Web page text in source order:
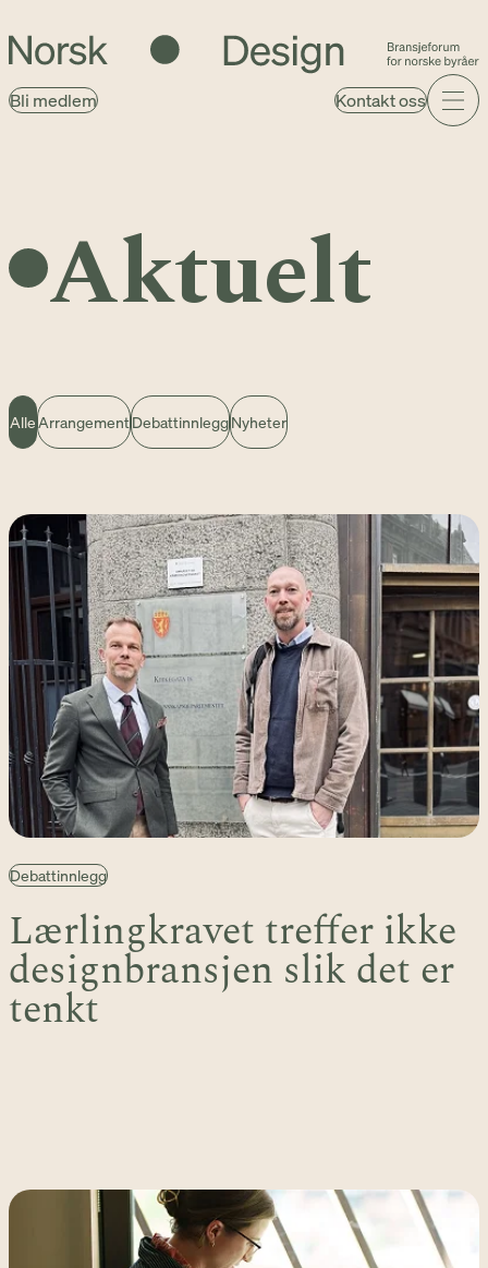
Bli medlem Kontakt oss
Aktuelt
AlleArrangementDebattinnleggNyheter
Debattinnlegg
Lærlingkravet treffer ikke
designbransjen slik det er
tenkt